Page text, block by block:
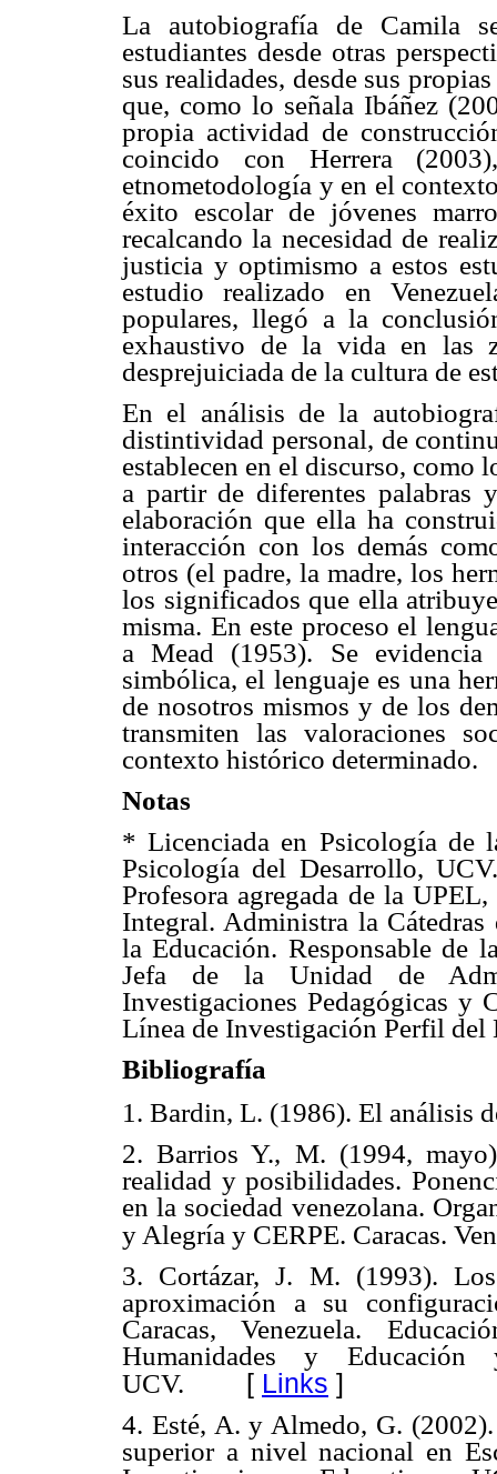
La autobiografía de Camila
estudiantes desde otras
sus realidades, desde sus
que, como lo señala Ibáñez
propia actividad de
coincido con Herrera
etnometodología y en el
éxito escolar de jóvenes
recalcando la necesidad de
justicia y optimismo a estos
estudio realizado en
populares, llegó a la
exhaustivo de la vida en las
desprejuiciada de la cultura de
En el análisis de la
distintividad personal, de
establecen en el discurso, como
a partir de diferentes palabras
elaboración que ella ha
interacción con los demás
otros (el padre, la madre, los
los significados que ella
misma. En este proceso el
a Mead (1953). Se evidencia
simbólica, el lenguaje es una
de nosotros mismos y de los
transmiten las valoraciones
contexto histórico determinado.
Notas
* Licenciada en Psicología de
Psicología del Desarrollo,
Profesora agregada de la
Integral. Administra la
la Educación. Responsable de
Jefa de la Unidad de
Investigaciones Pedagógicas y
Línea de Investigación Perfil del
Bibliografía
1. Bardin, L. (1986). El análisis
2. Barrios Y., M. (1994,
realidad y posibilidades.
en la sociedad venezolana.
y Alegría y CERPE. Caracas.
3. Cortázar, J. M. (1993). Los
aproximación a su
Caracas, Venezuela.
Humanidades y
UCV. [ Links ]
4. Esté, A. y Almedo, G.
superior a nivel nacional en